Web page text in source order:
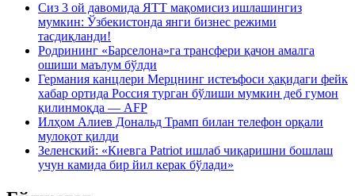
Сиз 3 ой давомида ЯТТ мақомисиз ишлашингиз
мумкин: Ўзбекистонда янги бизнес режими
тасдиқланди!
Родрининг «Барселона»га трансфери қачон амалга
ошиши маълум бўлди
Германия канцлери Мерцнинг истеъфоси ҳақидаги фейк
хабар ортида Россия турган бўлиши мумкин деб гумон
қилинмоқда — AFP
Илҳом Алиев Дональд Трамп билан телефон орқали
мулоқот қилди
Зеленский: «Киевга Patriot ишлаб чиқаришни бошлаш
учун камида бир йил керак бўлади»